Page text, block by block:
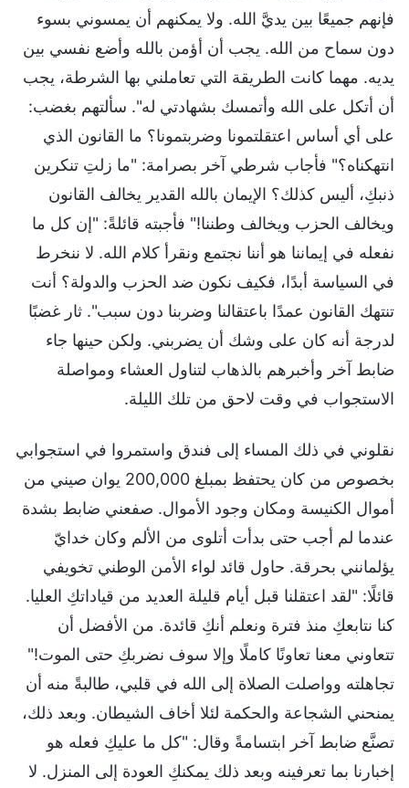
فإنهم جميعًا بين يديَّ الله. ولا يمكنهم أن يمسوني بسوء
دون سماح من الله. يجب أن أؤمن بالله وأضع نفسي بين
يديه. مهما كانت الطريقة التي تعاملني بها الشرطة، يجب
أن أتكل على الله وأتمسك بشهادتي له". سألتهم بغضب:
على أي أساس اعتقلتمونا وضربتمونا؟ ما القانون الذي
انتهكناه؟" فأجاب شرطي آخر بصرامة: "ما زلتِ تنكرين
ذنبكِ، أليس كذلك؟ الإيمان بالله القدير يخالف القانون
ويخالف الحزب ويخالف وطننا!" فأجبته قائلةً: "إن كل ما
نفعله في إيماننا هو أننا نجتمع ونقرأ كلام الله. لا ننخرط
في السياسة أبدًا، فكيف نكون ضد الحزب والدولة؟ أنت
تنتهك القانون عمدًا باعتقالنا وضربنا دون سبب". ثار غضبًا
لدرجة أنه كان على وشك أن يضربني. ولكن حينها جاء
ضابط آخر وأخبرهم بالذهاب لتناول العشاء ومواصلة
الاستجواب في وقت لاحق من تلك الليلة.
نقلوني في ذلك المساء إلى فندق واستمروا في استجوابي
بخصوص من كان يحتفظ بمبلغ 200,000 يوان صيني من
أموال الكنيسة ومكان وجود الأموال. صفعني ضابط بشدة
عندما لم أجب حتى بدأت أتلوى من الألم وكان خدايّ
يؤلمانني بحرقة. حاول قائد لواء الأمن الوطني تخويفي
قائلًا: "لقد اعتقلنا قبل أيام قليلة العديد من قياداتكِ العليا.
كنا نتابعكِ منذ فترة ونعلم أنكِ قائدة. من الأفضل أن
تتعاوني معنا تعاونًا كاملًا وإلا سوف نضربكِ حتى الموت!"
تجاهلته وواصلت الصلاة إلى الله في قلبي، طالبةً منه أن
يمنحني الشجاعة والحكمة لئلا أخاف الشيطان. وبعد ذلك،
تصنَّع ضابط آخر ابتسامةً وقال: "كل ما عليكِ فعله هو
إخبارنا بما تعرفينه وبعد ذلك يمكنكِ العودة إلى المنزل. لا